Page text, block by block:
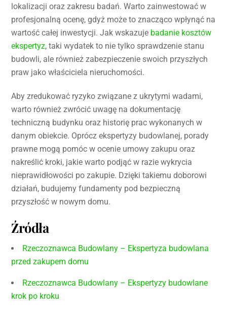
lokalizacji oraz zakresu badań. Warto zainwestować w
profesjonalną ocenę, gdyż może to znacząco wpłynąć na
wartość całej inwestycji. Jak wskazuje badanie kosztów
ekspertyz, taki wydatek to nie tylko sprawdzenie stanu
budowli, ale również zabezpieczenie swoich przyszłych
praw jako właściciela nieruchomości.
Aby zredukować ryzyko związane z ukrytymi wadami,
warto również zwrócić uwagę na dokumentację
techniczną budynku oraz historię prac wykonanych w
danym obiekcie. Oprócz ekspertyzy budowlanej, porady
prawne mogą pomóc w ocenie umowy zakupu oraz
nakreślić kroki, jakie warto podjąć w razie wykrycia
nieprawidłowości po zakupie. Dzięki takiemu doborowi
działań, budujemy fundamenty pod bezpieczną
przyszłość w nowym domu.
Źródła
Rzeczoznawca Budowlany – Ekspertyza budowlana
przed zakupem domu
Rzeczoznawca Budowlany – Ekspertyzy budowlane
krok po kroku